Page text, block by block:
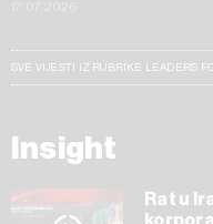
SVE VIJESTI IZ RUBRIKE LEADERS
Insight
Rat u